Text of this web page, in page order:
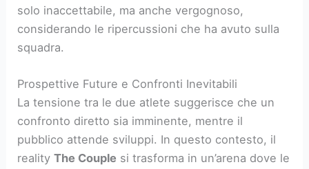
solo inaccettabile, ma anche vergognoso,
considerando le ripercussioni che ha avuto sulla
squadra.
Prospettive Future e Confronti Inevitabili
La tensione tra le due atlete suggerisce che un
confronto diretto sia imminente, mentre il
pubblico attende sviluppi. In questo contesto, il
realityThe Couple si trasforma in un’arena dove le